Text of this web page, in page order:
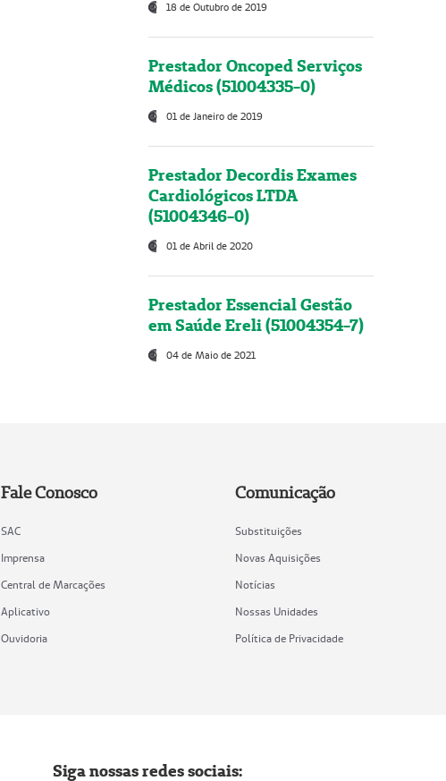
18 de Outubro de 2019
Prestador Oncoped Serviços
Médicos (51004335-0)
01 de Janeiro de 2019
Prestador Decordis Exames
Cardiológicos LTDA
(51004346-0)
01 de Abril de 2020
Prestador Essencial Gestão
em Saúde Ereli (51004354-7)
04 de Maio de 2021
Fale Conosco
SAC
Imprensa
Central de Marcações
Aplicativo
Ouvidoria
Comunicação
Substituições
Novas Aquisições
Notícias
Nossas Unidades
Política de Privacidade
Siga nossas redes sociais: